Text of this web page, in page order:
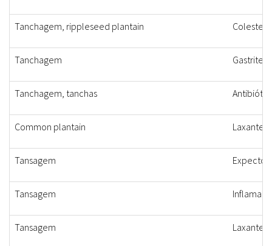
Tanchagem, rippleseed plantain
Tanchagem Gastrite
Tanchagem, tanchas
Common plantain Laxante,
Tansagem
Tansagem
Tansagem Laxante,